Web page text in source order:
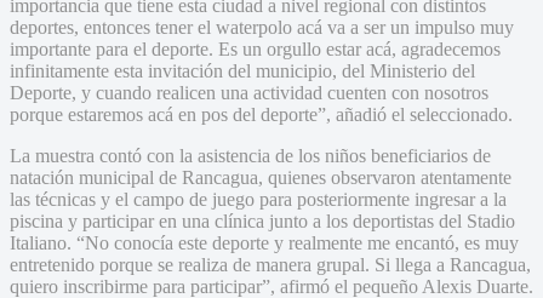
importancia que tiene esta ciudad a nivel regional con distintos
deportes, entonces tener el waterpolo acá va a ser un impulso muy
importante para el deporte. Es un orgullo estar acá, agradecemos
infinitamente esta invitación del municipio, del Ministerio del
Deporte, y cuando realicen una actividad cuenten con nosotros
porque estaremos acá en pos del deporte”, añadió el seleccionado.
La muestra contó con la asistencia de los niños beneficiarios de
natación municipal de Rancagua, quienes observaron atentamente
las técnicas y el campo de juego para posteriormente ingresar a la
piscina y participar en una clínica junto a los deportistas del Stadio
Italiano. “No conocía este deporte y realmente me encantó, es muy
entretenido porque se realiza de manera grupal. Si llega a Rancagua,
quiero inscribirme para participar”, afirmó el pequeño Alexis Duarte.